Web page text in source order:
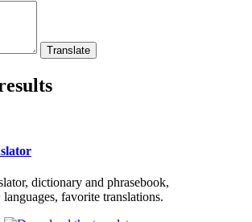
dictionary and phrasebook,
languages, favorite translations.